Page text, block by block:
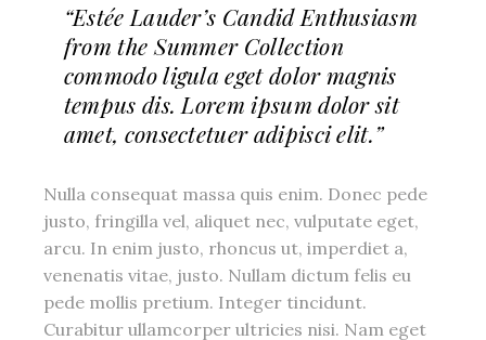
“Estée Lauder’s Candid Enthusiasm
from the Summer Collection
commodo ligula eget dolor magnis
tempus dis. Lorem ipsum dolor sit
amet, consectetuer adipisci elit.”
Nulla consequat massa quis enim. Donec pede
justo, fringilla vel, aliquet nec, vulputate eget,
arcu. In enim justo, rhoncus ut, imperdiet a,
venenatis vitae, justo. Nullam dictum felis eu
pede mollis pretium. Integer tincidunt.
Curabitur ullamcorper ultricies nisi. Nam eget